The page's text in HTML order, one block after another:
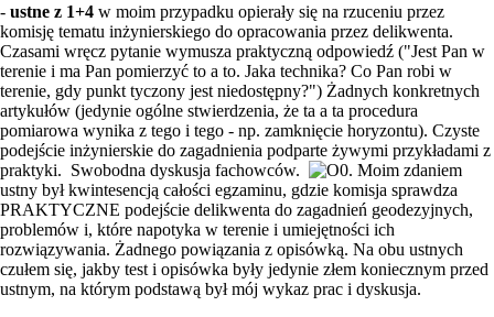
- ustne z 1+4 w moim przypadku opierały się na rzuceniu przez
komisję tematu inżynierskiego do opracowania przez delikwenta.
Czasami wręcz pytanie wymusza praktyczną odpowiedź ("Jest Pan w
terenie i ma Pan pomierzyć to a to. Jaka technika? Co Pan robi w
terenie, gdy punkt tyczony jest niedostępny?") Żadnych konkretnych
artykułów (jedynie ogólne stwierdzenia, że ta a ta procedura
pomiarowa wynika z tego i tego - np. zamknięcie horyzontu). Czyste
podejście inżynierskie do zagadnienia podparte żywymi przykładami z
praktyki. Swobodna dyskusja fachowców.
. Moim zdaniem
ustny był kwintesencją całości egzaminu, gdzie komisja sprawdza
PRAKTYCZNE podejście delikwenta do zagadnień geodezyjnych,
problemów i, które napotyka w terenie i umiejętności ich
rozwiązywania. Żadnego powiązania z opisówką. Na obu ustnych
czułem się, jakby test i opisówka były jedynie złem koniecznym przed
ustnym, na którym podstawą był mój wykaz prac i dyskusja.